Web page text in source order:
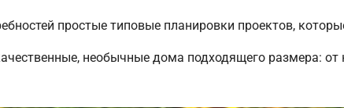
простые типовые планировки проектов,
необычные дома подходящего размера: